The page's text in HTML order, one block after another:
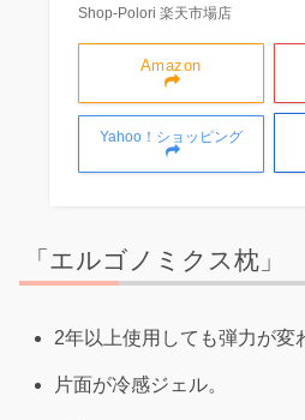
Shop-Polori 楽天市場店
Amazon
Yahoo！ショッピング
「エルゴノミクス枕」
2年以上使用しても弾力が変
片面が冷感ジェル。